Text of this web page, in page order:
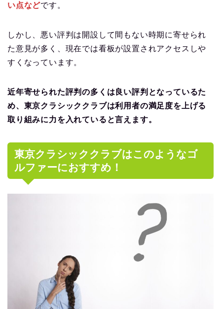
い点などです。
しかし、悪い評判は開設して間もない時期に寄せられ
た意見が多く、現在では看板が設置されアクセスしや
すくなっています。
近年寄せられた評判の多くは良い評判となっているた
め、東京クラシッククラブは利用者の満足度を上げる
取り組みに力を入れていると言えます。
東京クラシッククラブはこのようなゴ
ルファーにおすすめ！